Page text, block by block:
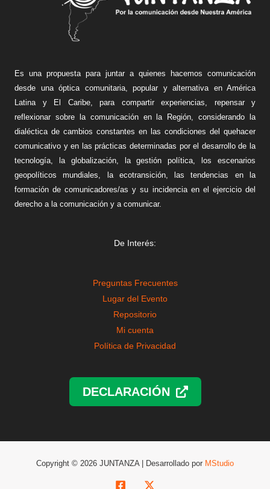
Es una propuesta para juntar a quienes hacemos comunicación
desde una óptica comunitaria, popular y alternativa en América
Latina y El Caribe, para compartir experiencias, repensar y
reflexionar sobre la comunicación en la Región, considerando la
dialéctica de cambios constantes en las condiciones del quehacer
comunicativo y en las prácticas determinadas por el desarrollo de la
tecnología, la globalización, la gestión política, los escenarios
geopolíticos mundiales, la ecotransición, las tendencias en la
formación de comunicadores/as y su incidencia en el ejercicio del
derecho a la comunicación y a comunicar.
De Interés:
Preguntas Frecuentes
Lugar del Evento
Repositorio
Mi cuenta
Política de Privacidad
DECLARACIÓN
Copyright © 2026 JUNTANZA | Desarrollado por MStudio